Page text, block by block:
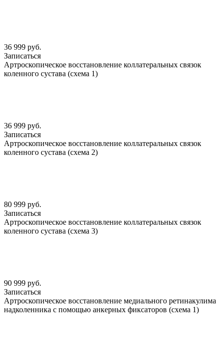
36 999 руб.
Записаться
Артроскопическое восстановление коллатеральных связок
коленного сустава (схема 1)
36 999 руб.
Записаться
Артроскопическое восстановление коллатеральных связок
коленного сустава (схема 2)
80 999 руб.
Записаться
Артроскопическое восстановление коллатеральных связок
коленного сустава (схема 3)
90 999 руб.
Записаться
Артроскопическое восстановление медиального ретинакулима
надколенника с помощью анкерных фиксаторов (схема 1)